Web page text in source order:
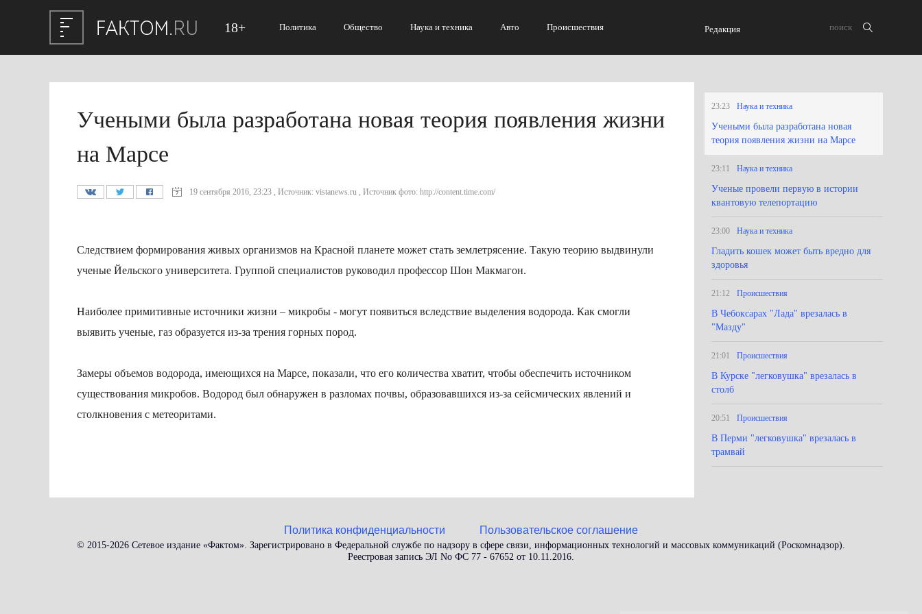
18+ Политика Общество Наука и техника Авто Происшествия Редакция
Учеными была разработана новая теория появления жизни
на Марсе
19 сентября 2016, 23:23 , Источник: vistanews.ru , Источник фото: http://content.time.com/
Следствием формирования живых организмов на Красной планете может стать землетрясение. Такую теорию выдвинули
ученые Йельского университета. Группой специалистов руководил профессор Шон Макмагон.
Наиболее примитивные источники жизни – микробы - могут появиться вследствие выделения водорода. Как смогли
выявить ученые, газ образуется из-за трения горных пород.
Замеры объемов водорода, имеющихся на Марсе, показали, что его количества хватит, чтобы обеспечить источником
существования микробов. Водород был обнаружен в разломах почвы, образовавшихся из-за сейсмических явлений и
столкновения с метеоритами.
23:23 Наука и техника
Учеными была разработана новая
теория появления жизни на Марсе
23:11 Наука и техника
Ученые провели первую в истории
квантовую телепортацию
23:00 Наука и техника
Гладить кошек может быть вредно для
здоровья
21:12 Происшествия
В Чебоксарах "Лада" врезалась в
"Мазду"
21:01 Происшествия
В Курске "легковушка" врезалась в
столб
20:51 Происшествия
В Перми "легковушка" врезалась в
трамвай
Политика конфиденциальности Пользовательское соглашение
© 2015-2026 Сетевое издание «Фактом». Зарегистрировано в Федеральной службе по надзору в сфере связи, информационных технологий и массовых коммуникаций (Роскомнадзор).
Реестровая запись ЭЛ No ФС 77 - 67652 от 10.11.2016.